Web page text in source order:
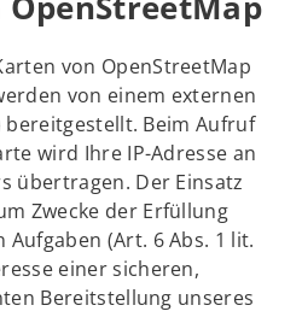
von OpenStreetMap
von einem externen
Beim Aufruf
wird Ihre IP-Adresse an
übertragen. Der Einsatz
Zwecke der Erfüllung
(Art. 6 Abs. 1 lit.
einer sicheren,
Bereitstellung unseres